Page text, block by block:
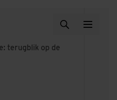
terugblik op de